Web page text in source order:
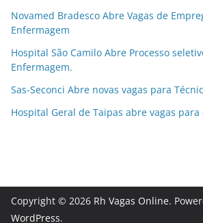
Novamed Bradesco Abre Vagas de
Enfermagem
Hospital São Camilo Abre Processo
Enfermagem.
Sas-Seconci Abre novas vagas para
Hospital Geral de Taipas abre vagas
Copyright © 2026 Rh Vagas Online.
WordPress.